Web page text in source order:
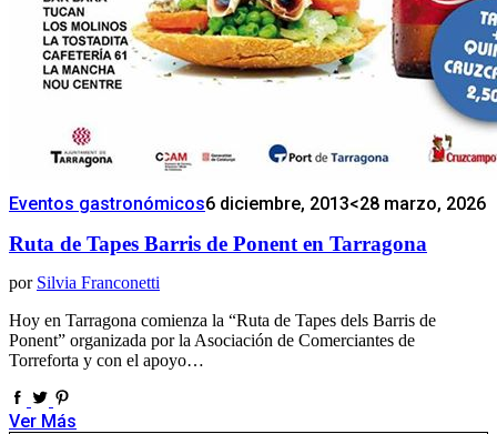
Eventos gastronómicos6 diciembre, 2013<28 marzo, 2026
Ruta de Tapes Barris de Ponent en Tarragona
por Silvia Franconetti
Hoy en Tarragona comienza la “Ruta de Tapes dels Barris de
Ponent” organizada por la Asociación de Comerciantes de
Torreforta y con el apoyo…
Ver Más